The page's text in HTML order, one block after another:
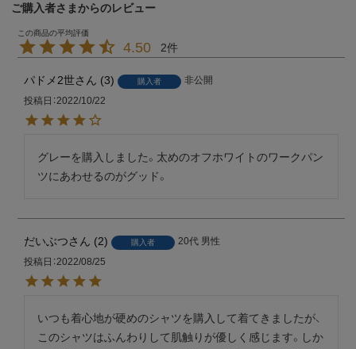
ご購入者さまからのレビュー
4.50 2
パドメ2世 3 購入者
非公開
投稿日 2022/10/22
グレーを購入しました。太めのオフホワイトのワークパン
ツにあわせるのがグッド。
だいぶつ 2 購入者 20代 男性
投稿日 2022/08/25
いつも着心地が硬めのシャツを購入して着てきましたが、
このシャツはふんわりして肌触りが優しく感じます。しか